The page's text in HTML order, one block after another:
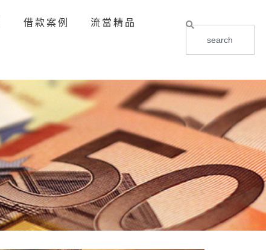
借款案例 流當精品